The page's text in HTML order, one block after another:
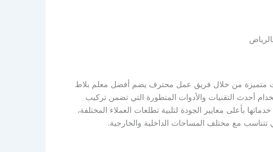
متميزة من خلال فريق عمل محترف يضم أفضل معلم بلاط
أحدث التقنيات والأدوات المتطورة التي تضمن تركيب
بأعلى معايير الجودة لتلبية تطلعات العملاء المختلفة،
تتناسب مع مختلف المساحات الداخلية والخارجية.